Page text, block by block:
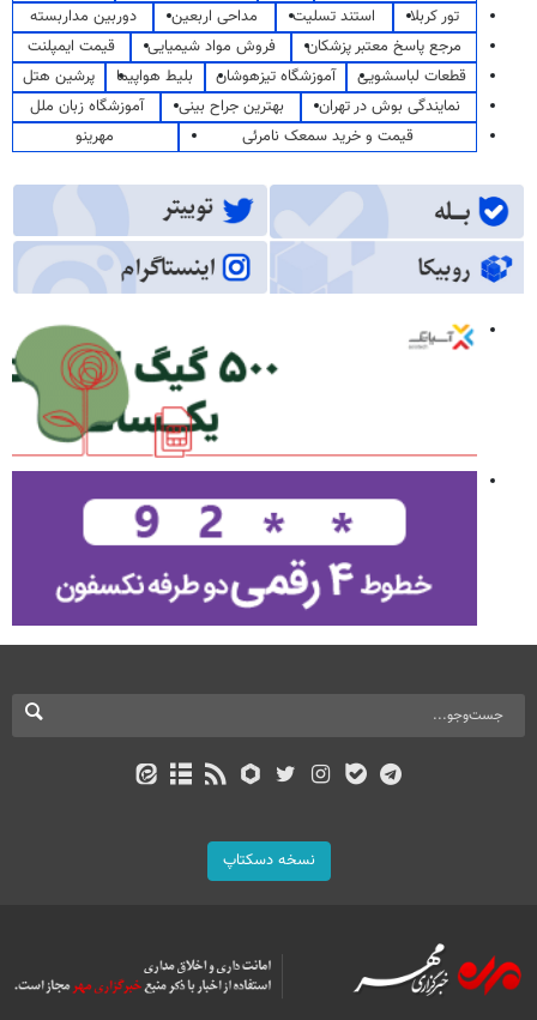
تور کربلا
استند تسلیت مداحی اربعین
دوربین مداربسته
مرجع پاسخ معتبر پزشکان
فروش مواد شیمیایی
قیمت ایمپلنت
قطعات لباسشویی
آموزشگاه تیزهوشان بلیط هواپیما
پرشین هتل
نمایندگی بوش در تهران
بهترین جراح بینی
آموزشگاه زبان ملل
قیمت و خرید سمعک نامرئی
مهرینو
نسخه دسکتاپ